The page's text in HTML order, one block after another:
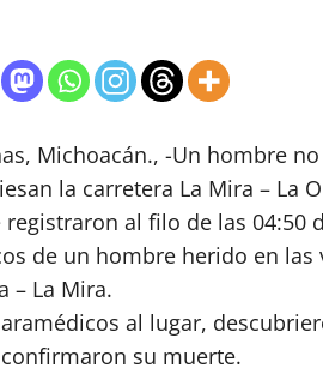
Michoacán., -Un hombre
la carretera La Mira – La
registraron al filo de las
de un hombre herido en
– La Mira.
al lugar,
su muerte.